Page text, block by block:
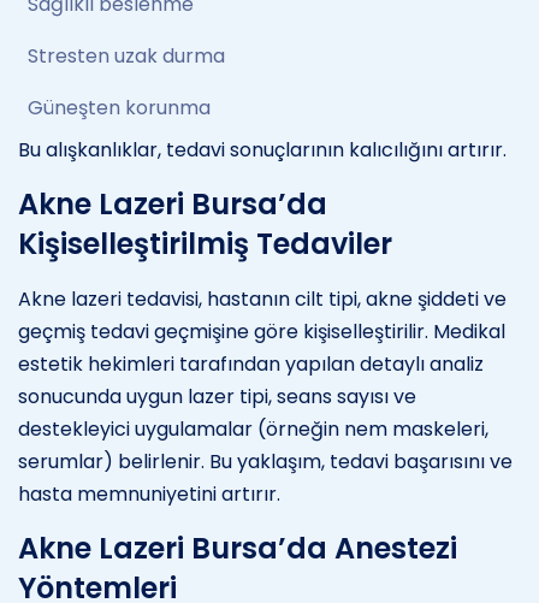
Stresten uzak durma
Güneşten korunma
Bu alışkanlıklar, tedavi sonuçlarının kalıcılığını artırır.
Akne Lazeri Bursa’da
Kişiselleştirilmiş Tedaviler
Akne lazeri tedavisi, hastanın cilt tipi, akne şiddeti ve
geçmiş tedavi geçmişine göre kişiselleştirilir. Medikal
estetik hekimleri tarafından yapılan detaylı analiz
sonucunda uygun lazer tipi, seans sayısı ve
destekleyici uygulamalar (örneğin nem maskeleri,
serumlar) belirlenir. Bu yaklaşım, tedavi başarısını ve
hasta memnuniyetini artırır.
Akne Lazeri Bursa’da Anestezi
Yöntemleri